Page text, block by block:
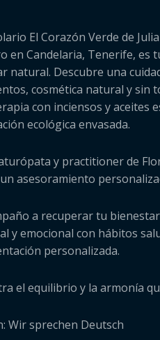
El Corazón Verde de
en Candelaria, Tenerife, es
natural. Descubre una
cosmética natural y sin
con inciensos y aceites
ecológica envasada.
y practitioner de
asesoramiento
a recuperar tu
y emocional con hábitos
personalizada.
el equilibrio y la armonía
Wir sprechen Deutsch